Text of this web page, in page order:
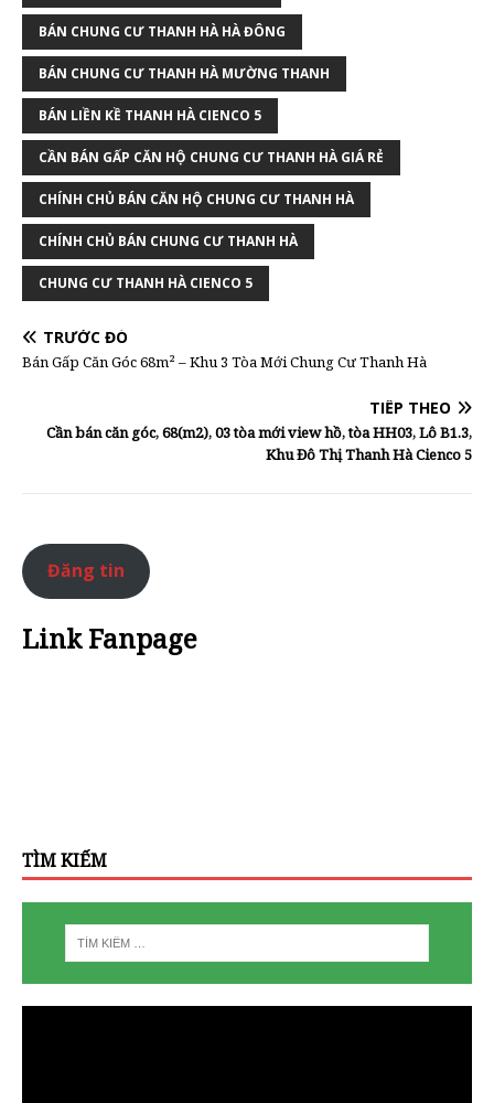
BÁN CHUNG CƯ THANH HÀ HÀ ĐÔNG
BÁN CHUNG CƯ THANH HÀ MƯỜNG THANH
BÁN LIỀN KỀ THANH HÀ CIENCO 5
CẦN BÁN GẤP CĂN HỘ CHUNG CƯ THANH HÀ GIÁ RẺ
CHÍNH CHỦ BÁN CĂN HỘ CHUNG CƯ THANH HÀ
CHÍNH CHỦ BÁN CHUNG CƯ THANH HÀ
CHUNG CƯ THANH HÀ CIENCO 5
TRƯỚC ĐÓ
Bán Gấp Căn Góc 68m² – Khu 3 Tòa Mới Chung Cư Thanh Hà
TIẾP THEO
Cần bán căn góc, 68(m2), 03 tòa mới view hồ, tòa HH03, Lô B1.3,
Khu Đô Thị Thanh Hà Cienco 5
Đăng tin
Link Fanpage
TÌM KIẾM